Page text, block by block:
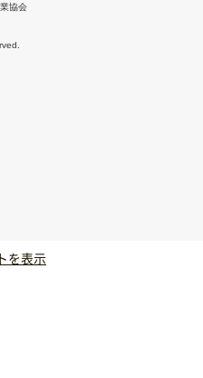
協会
を表示